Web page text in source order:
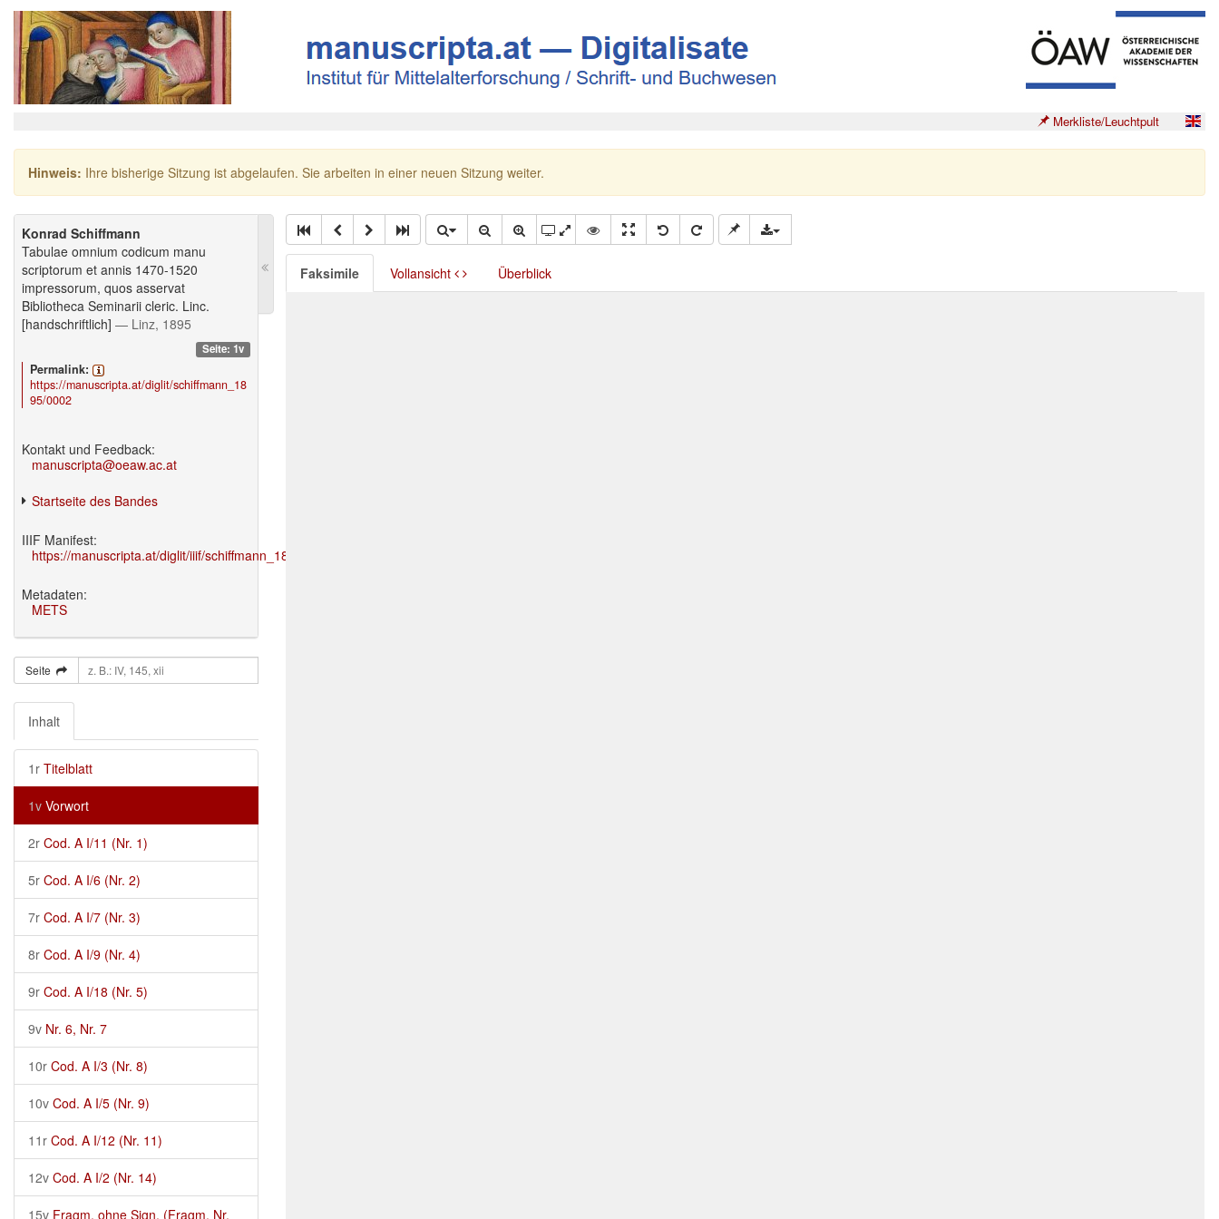
Merkliste/Leuchtpult
Hinweis: Ihre bisherige Sitzung ist abgelaufen. Sie arbeiten in einer neuen Sitzung weiter.
Konrad Schiffmann
Tabulae omnium codicum manu
scriptorum et annis 1470-1520
impressorum, quos asservat
Bibliotheca Seminarii cleric. Linc.
[handschriftlich] — Linz, 1895
Seite: 1v
Permalink:
https://manuscripta.at/diglit/schiffmann_18
95/0002
Kontakt und Feedback:
manuscripta@oeaw.ac.at
Startseite des Bandes
IIIF Manifest:
https://manuscripta.at/diglit/iiif/schiffmann_1895/manifest.json
Metadaten:
METS
Seite
Inhalt
1r Titelblatt
1v Vorwort
2r Cod. A I/11 (Nr. 1)
5r Cod. A I/6 (Nr. 2)
7r Cod. A I/7 (Nr. 3)
8r Cod. A I/9 (Nr. 4)
9r Cod. A I/18 (Nr. 5)
9v Nr. 6, Nr. 7
10r Cod. A I/3 (Nr. 8)
10v Cod. A I/5 (Nr. 9)
11r Cod. A I/12 (Nr. 11)
12v Cod. A I/2 (Nr. 14)
15v Fragm. ohne Sign. (Fragm. Nr.
Faksimile Vollansicht Überblick